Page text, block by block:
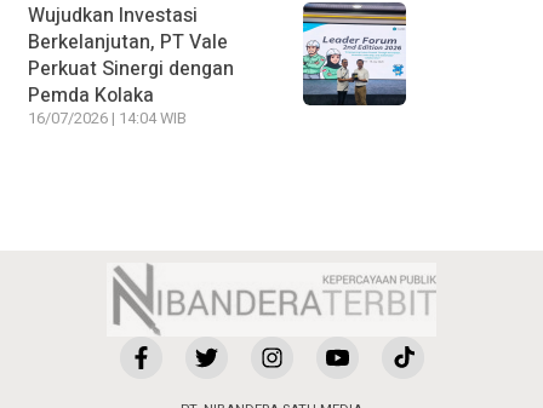
Wujudkan Investasi
Berkelanjutan, PT Vale
Perkuat Sinergi dengan
Pemda Kolaka
16/07/2026 | 14:04 WIB